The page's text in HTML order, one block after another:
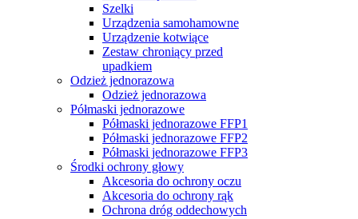
Szelki
Urządzenia samohamowne
Urządzenie kotwiące
Zestaw chroniący przed
upadkiem
Odzież jednorazowa
Odzież jednorazowa
Półmaski jednorazowe
Półmaski jednorazowe FFP1
Półmaski jednorazowe FFP2
Półmaski jednorazowe FFP3
Środki ochrony głowy
Akcesoria do ochrony oczu
Akcesoria do ochrony rąk
Ochrona dróg oddechowych